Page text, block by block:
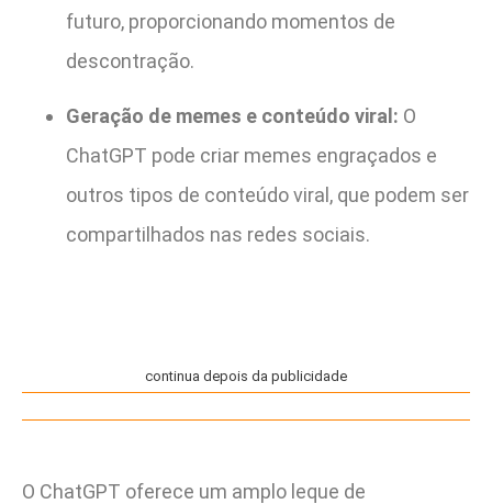
futuro, proporcionando momentos de
descontração.
Geração de memes e conteúdo viral: O
ChatGPT pode criar memes engraçados e
outros tipos de conteúdo viral, que podem ser
compartilhados nas redes sociais.
continua depois da publicidade
O ChatGPT oferece um amplo leque de